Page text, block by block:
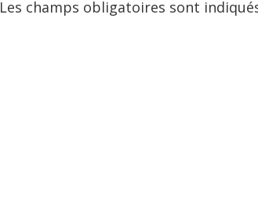
Les champs obligatoires sont